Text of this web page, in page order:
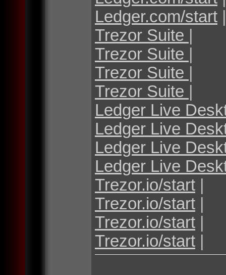
Ledger.com/start |
Trezor Suite |
Trezor Suite |
Trezor Suite |
Trezor Suite |
Ledger Live
Ledger Live
Ledger Live
Ledger Live
Trezor.io/start |
Trezor.io/start |
Trezor.io/start |
Trezor.io/start |